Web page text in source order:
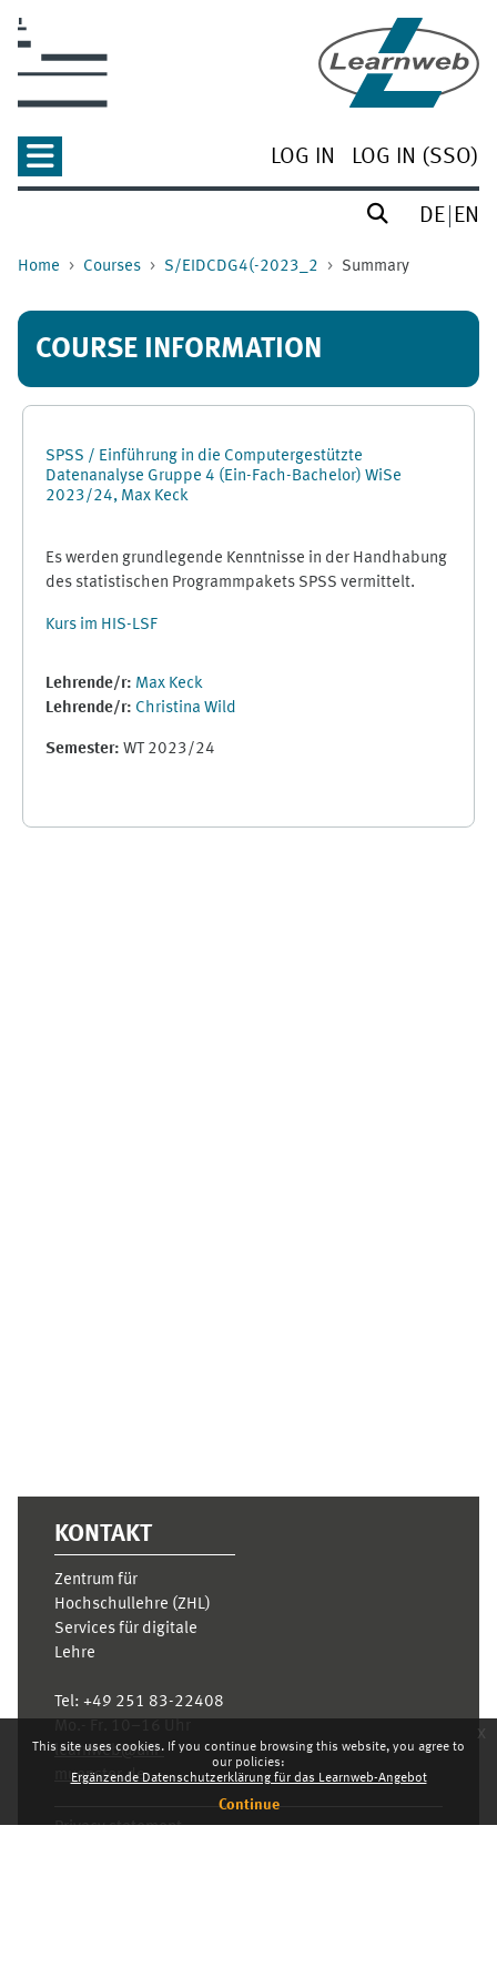
This site uses cookies. If you continue browsing this website, you agree to
our policies:
Ergänzende Datenschutzerklärung für das Learnweb-Angebot
Continue
x
LOG IN LOG IN (SSO)
DE EN
Home Courses S/EIDCDG4(-2023_2 Summary
COURSE INFORMATION
SPSS / Einführung in die Computergestützte
Datenanalyse Gruppe 4 (Ein-Fach-Bachelor) WiSe
2023/24, Max Keck
Es werden grundlegende Kenntnisse in der Handhabung
des statistischen Programmpakets SPSS vermittelt.
Kurs im HIS-LSF
Lehrende/r: Max Keck
Lehrende/r: Christina Wild
Semester: WT 2023/24
KONTAKT
Zentrum für
Hochschullehre (ZHL)
Services für digitale
Lehre
Tel: +49 251 83-22408
learnweb@uni-
muenster.de
Privacy statement